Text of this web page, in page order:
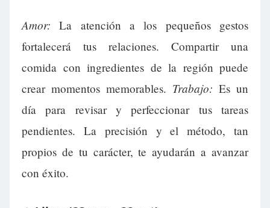
Amor: La atención a los pequeños gestos
fortalecerá tus relaciones. Compartir una
comida con ingredientes de la región puede
crear momentos memorables. Trabajo: Es un
día para revisar y perfeccionar tus tareas
pendientes. La precisión y el método, tan
propios de tu carácter, te ayudarán a avanzar
con éxito.